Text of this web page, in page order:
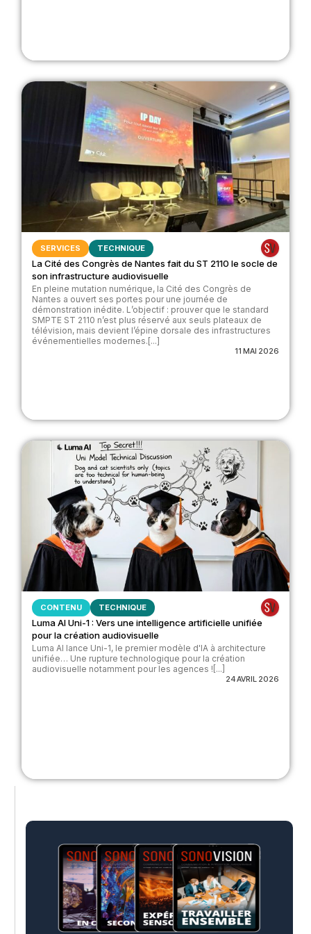
SERVICES TECHNIQUE
La Cité des Congrès de Nantes fait du ST 2110 le socle de
son infrastructure audiovisuelle
En pleine mutation numérique, la Cité des Congrès de
Nantes a ouvert ses portes pour une journée de
démonstration inédite. L’objectif : prouver que le standard
SMPTE ST 2110 n’est plus réservé aux seuls plateaux de
télévision, mais devient l’épine dorsale des infrastructures
événementielles modernes.[...]
11 MAI 2026
CONTENU TECHNIQUE
Luma AI Uni-1 : Vers une intelligence artificielle unifiée
pour la création audiovisuelle
Luma AI lance Uni-1, le premier modèle d'IA à architecture
unifiée… Une rupture technologique pour la création
audiovisuelle notamment pour les agences ![...]
24 AVRIL 2026